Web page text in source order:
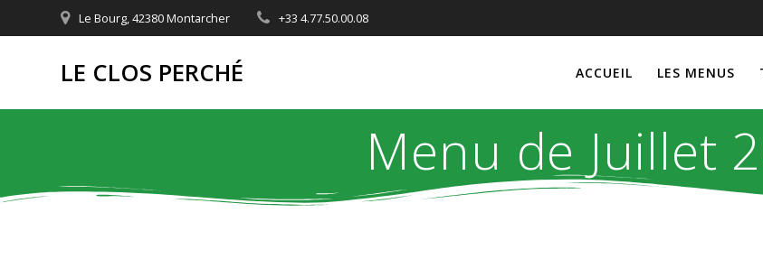
au
Le Bourg, 42380 Montarcher +33 4.77.50.00.08
LE CLOS PERCHÉ ACCUEIL LES MENUS
Menu de Juillet